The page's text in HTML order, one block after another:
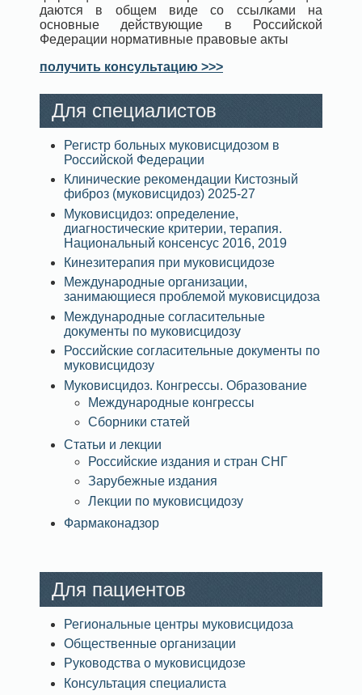
даются в общем виде со ссылками на
основные действующие в Российской
Федерации нормативные правовые акты
получить консультацию >>>
Для специалистов
Регистр больных муковисцидозом в
Российской Федерации
Клинические рекомендации Кистозный
фиброз (муковисцидоз) 2025-27
Муковисцидоз: определение,
диагностические критерии, терапия.
Национальный консенсус 2016, 2019
Кинезитерапия при муковисцидозе
Международные организации,
занимающиеся проблемой муковисцидоза
Международные согласительные
документы по муковисцидозу
Российские согласительные документы по
муковисцидозу
Муковисцидоз. Конгрессы. Образование
Международные конгрессы
Сборники статей
Статьи и лекции
Российские издания и стран СНГ
Зарубежные издания
Лекции по муковисцидозу
Фармаконадзор
Для пациентов
Региональные центры муковисцидоза
Общественные организации
Руководства о муковисцидозе
Консультация специалиста